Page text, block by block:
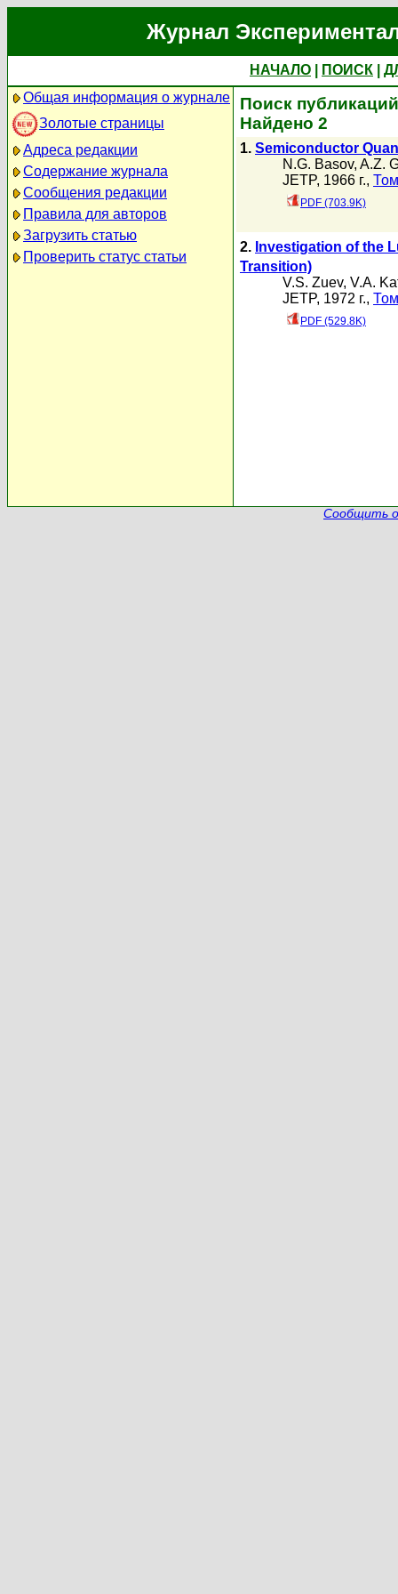
Журнал
НАЧАЛО ПОИСК
Общая информация о журнале
Золотые страницы
Адреса редакции
Содержание журнала
Сообщения редакции
Правила для авторов
Загрузить статью
Проверить статус статьи
Поиск
Найдено 2
1. Semiconductor
N.G. Basov, A.Z.
JETP, 1966 г.,
PDF (703.9K)
2. Investigation of the
Transition)
V.S. Zuev, V.A.
JETP, 1972 г.,
PDF (529.8K)
Сообщить о